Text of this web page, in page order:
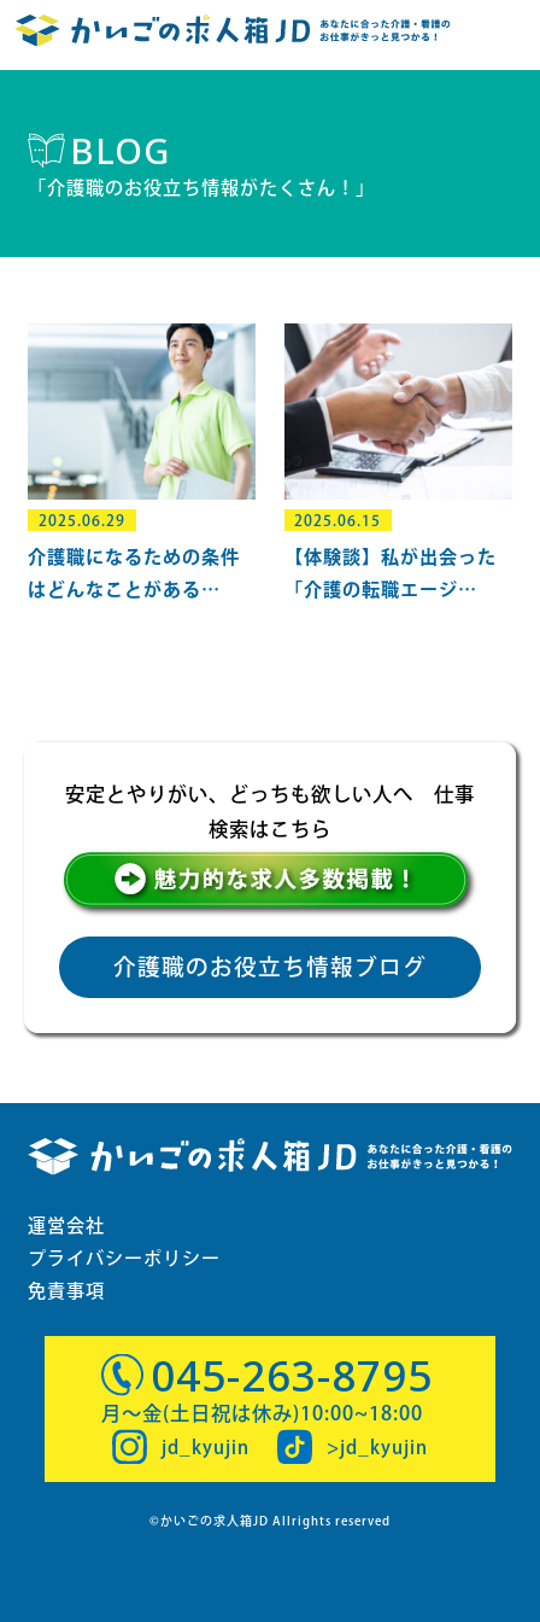
BLOG
「介護職のお役立ち情報がたくさん！」
2025.06.29
介護職になるための条件
はどんなことがある…
2025.06.15
【体験談】私が出会った
「介護の転職エージ…
安定とやりがい、どっちも欲しい人へ 仕事
検索はこちら
介護職のお役立ち情報ブログ
運営会社
プライバシーポリシー
免責事項
045-263-8795
月〜金(土日祝は休み)10:00~18:00
jd_kyujin >jd_kyujin
©かいごの求人箱JD Allrights reserved